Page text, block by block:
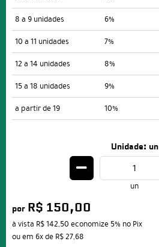
8 a 9 unidades
6%
10 a 11 unidades
7%
12 a 14 unidades
8%
15 a 18 unidades
9%
a partir de 19
10%
Unidade: un
un
por R$ 150,00
à vista R$ 142,50 economize 5% no Pix
ou em 6xde R$ 27,68